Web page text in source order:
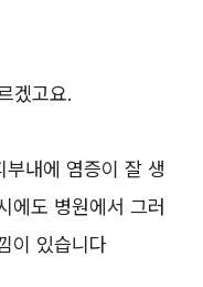
겠고요.
내에 염증이 잘 생
에도 병원에서 그러
이 있습니다